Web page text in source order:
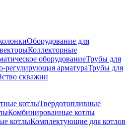
Оборудование для
Коллекторные
оборудованиеТрубы для
регулирующая арматураТрубы для
скважин
котлыТвердотопливные
Комбинированные котлы
котлыКомплектующие для котлов